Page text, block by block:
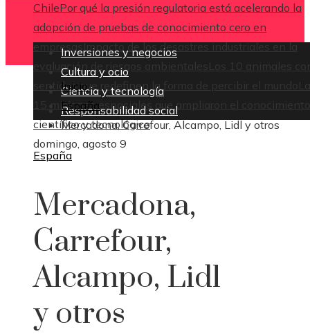
ChilePor qué la presión regulatoria está acelerando la
adopción de pruebas de conocimiento cero en
empresasImpacto de los desastres industriales en la
evaluación de riesgos ambientales
Los 10 animales
sentidos que redefinen la forma de percibir el mundo
15 misiones espaciales que ampliaron el conocimiento
científico y tecnológico
domingo, agosto 9
Inversiones y negocios
Cultura y ocio
Ciencia y tecnología
Responsabilidad social
Inicio
España
Mercadona, Carrefour, Alcampo, Lidl y otros
España
Mercadona,
Carrefour,
Alcampo, Lidl
y otros